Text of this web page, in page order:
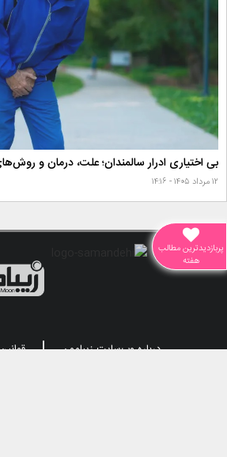
بی اختیاری ادرار سالمندان؛ علت، درمان و
۱۲ مرداد ۱۴۰۵ - ۱۴:۱۶
درباره وب‌سایت زیبامون
پربازدیدترین مطالب
هفته